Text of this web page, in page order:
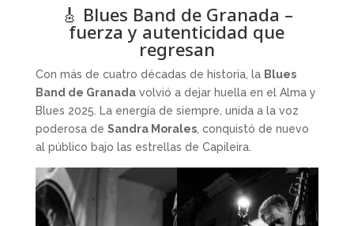
🎸 Blues Band de Granada –
fuerza y autenticidad que
regresan
Con más de cuatro décadas de historia, la Blues
Band de Granadavolvió a dejar huella en el Alma y
Blues 2025. La energía de siempre, unida a la voz
poderosa de Sandra Morales, conquistó de nuevo
al público bajo las estrellas de Capileira.